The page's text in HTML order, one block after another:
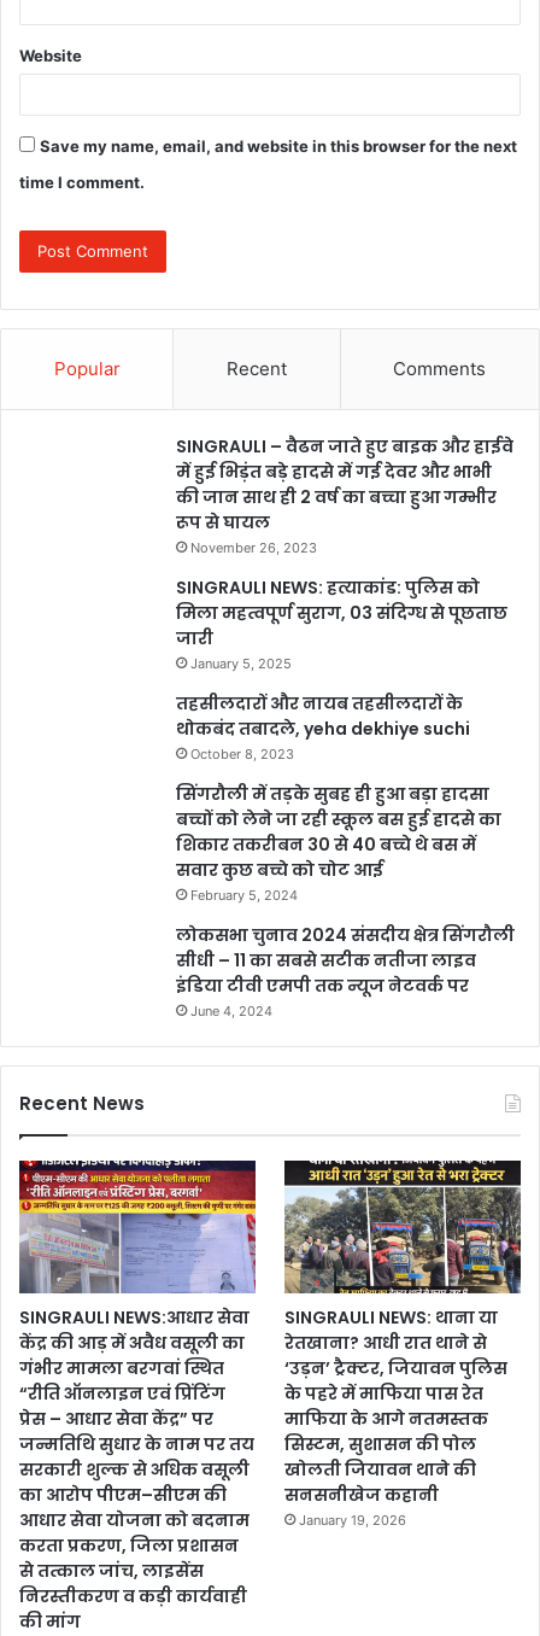
Website
Save my name, email, and website in this browser for the next
time I comment.
Popular Recent Comments
SINGRAULI – वैढन जाते हुए बाइक और हाईवे
में हुई भिड़ंत बड़े हादसे में गई देवर और भाभी
की जान साथ ही 2 वर्ष का बच्चा हुआ गम्भीर
रूप से घायल
November 26, 2023
SINGRAULI NEWS: हत्याकांड: पुलिस को
मिला महत्वपूर्ण सुराग, 03 संदिग्ध से पूछताछ
जारी
January 5, 2025
तहसीलदारों और नायब तहसीलदारों के
थोकबंद तबादले, yeha dekhiye suchi
October 8, 2023
सिंगरौली में तड़के सुबह ही हुआ बड़ा हादसा
बच्चों को लेने जा रही स्कूल बस हुई हादसे का
शिकार तकरीबन 30 से 40 बच्चे थे बस में
सवार कुछ बच्चे को चोट आई
February 5, 2024
लोकसभा चुनाव 2024 संसदीय क्षेत्र सिंगरौली
सीधी – 11 का सबसे सटीक नतीजा लाइव
इंडिया टीवी एमपी तक न्यूज नेटवर्क पर
June 4, 2024
Recent News
SINGRAULI NEWS:आधार सेवा
केंद्र की आड़ में अवैध वसूली का
गंभीर मामला बरगवां स्थित
“रीति ऑनलाइन एवं प्रिंटिंग
प्रेस – आधार सेवा केंद्र” पर
जन्मतिथि सुधार के नाम पर तय
सरकारी शुल्क से अधिक वसूली
का आरोप पीएम–सीएम की
आधार सेवा योजना को बदनाम
करता प्रकरण, जिला प्रशासन
से तत्काल जांच, लाइसेंस
निरस्तीकरण व कड़ी कार्यवाही
की मांग
SINGRAULI NEWS: थाना या
रेतखाना? आधी रात थाने से
‘उड़न’ ट्रैक्टर, जियावन पुलिस
के पहरे में माफिया पास रेत
माफिया के आगे नतमस्तक
सिस्टम, सुशासन की पोल
खोलती जियावन थाने की
सनसनीखेज कहानी
January 19, 2026